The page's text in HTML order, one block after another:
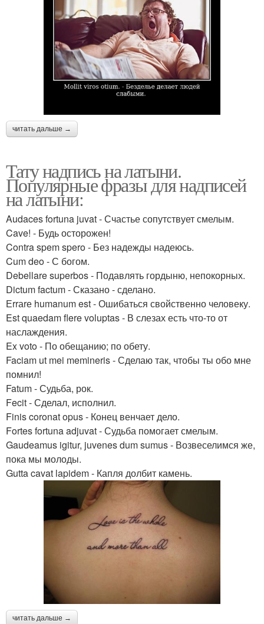
читать дальше →
Тату надпись на латыни.
Популярные фразы для надписей
на латыни:
Audaces fortuna juvat - Счастье сопутствует смелым.
Cave! - Будь осторожен!
Contra spem spero - Без надежды надеюсь.
Cum deo - С богом.
Debellare superbos - Подавлять гордыню, непокорных.
Dictum factum - Сказано - сделано.
Еrrаrе humanum est - Ошибаться свойственно человеку.
Est quaedam flere voluptas - В слезах есть что-то от
наслаждения.
Ex voto - По обещанию; по обету.
Faciam ut mei memineris - Сделаю так, чтобы ты обо мне
помнил!
Fatum - Судьба, рок.
Fecit - Сделал, исполнил.
Finis coronat opus - Конец венчает дело.
Fortes fortuna adjuvat - Судьба помогает смелым.
Gaudeamus igitur, juvenes dum sumus - Возвеселимся же,
пока мы молоды.
Gutta cavat lapidem - Капля долбит камень.
читать дальше →